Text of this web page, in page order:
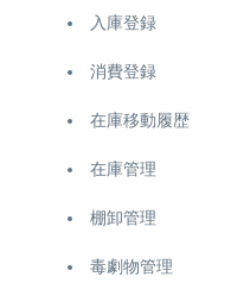
入庫登録
消費登録
在庫移動履歴
在庫管理
棚卸管理
毒劇物管理